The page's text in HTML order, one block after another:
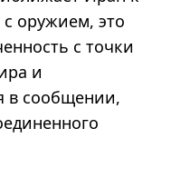
оружием, это
с точки
и
в сообщении,